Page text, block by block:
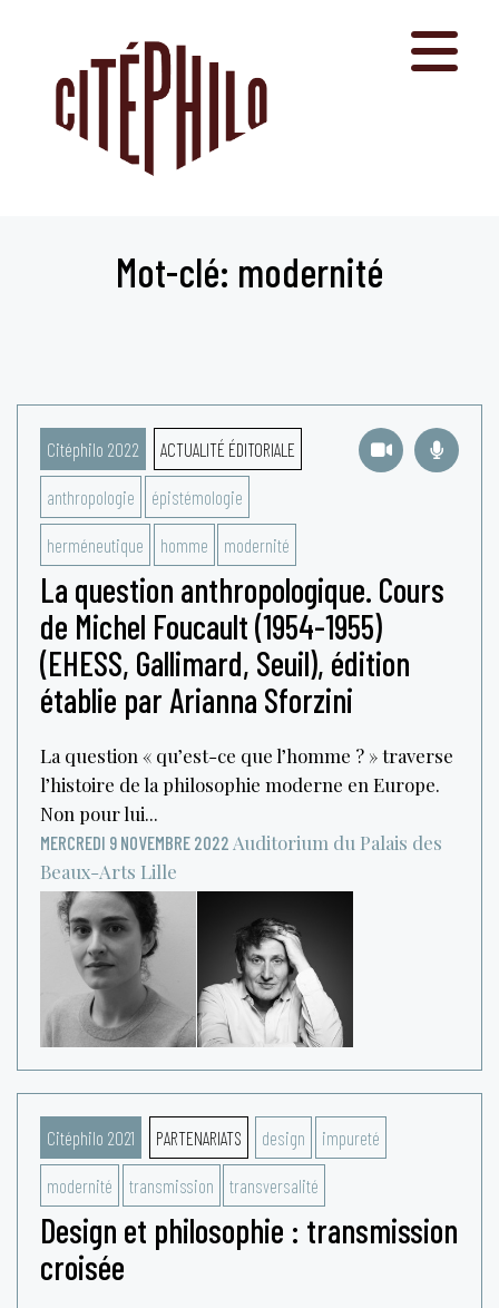
Mot-clé: modernité
Citéphilo 2022 ACTUALITÉ ÉDITORIALE
anthropologie épistémologie
herméneutique homme modernité
La question anthropologique. Cours
de Michel Foucault (1954-1955)
(EHESS, Gallimard, Seuil), édition
établie par Arianna Sforzini
La question « qu’est-ce que l’homme ? » traverse
l’histoire de la philosophie moderne en Europe.
Non pour lui...
MERCREDI 9 NOVEMBRE 2022 Auditorium du Palais des
Beaux-Arts Lille
Citéphilo 2021 PARTENARIATS design impureté
modernité transmission transversalité
Design et philosophie : transmission
croisée